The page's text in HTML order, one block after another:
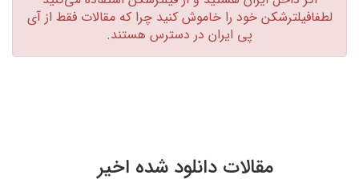
لطفافیلترشکن خود را خاموش کنید چرا که مقالات فقط از آی
پی ایران در دسترس هستند.‏
مقالات دانلود شده اخیر